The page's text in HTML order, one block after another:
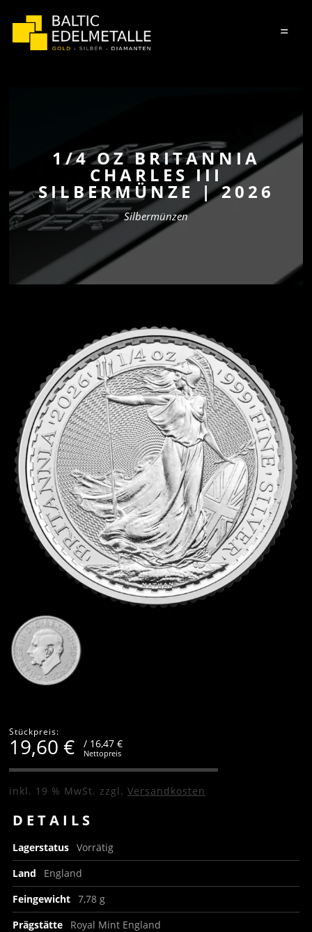
=
1/4 OZ BRITANNIA
CHARLES III
SILBERMÜNZE | 2026
Silbermünzen
Stückpreis:
19,60 € / 16,47 €
Nettopreis
inkl. 19 % MwSt. zzgl. Versandkosten
DETAILS
Lagerstatus Vorrätig
Land
England
Feingewicht 7,78 g
Prägstätte
Royal Mint England